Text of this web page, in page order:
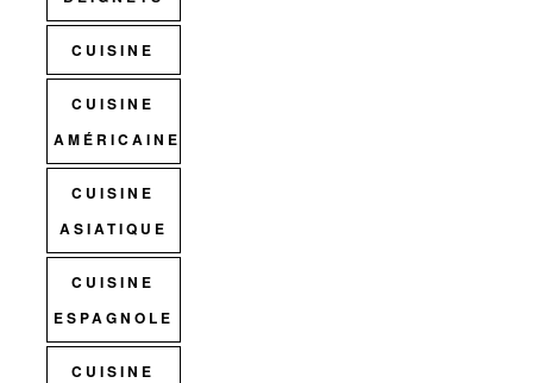
CUISINE
CUISINE
AMÉRICAINE
CUISINE
ASIATIQUE
CUISINE
ESPAGNOLE
CUISINE